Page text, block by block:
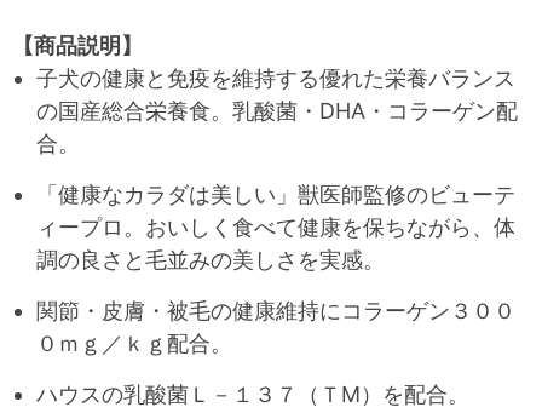
【商品説明】
子犬の健康と免疫を維持する優れた栄養バランス
の国産総合栄養食。乳酸菌・DHA・コラーゲン配
合。
「健康なカラダは美しい」獣医師監修のビューテ
ィープロ。おいしく食べて健康を保ちながら、体
調の良さと毛並みの美しさを実感。
関節・皮膚・被毛の健康維持にコラーゲン３００
０ｍｇ／ｋｇ配合。
ハウスの乳酸菌Ｌ－１３７（ＴM）を配合。